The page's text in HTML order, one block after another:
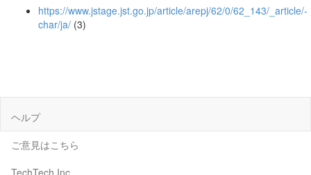
https://www.jstage.jst.go.jp/article/arepj/62/0/62_143/_article/-
char/ja/ (3)
ヘルプ
ご意見はこちら
TechTech Inc.